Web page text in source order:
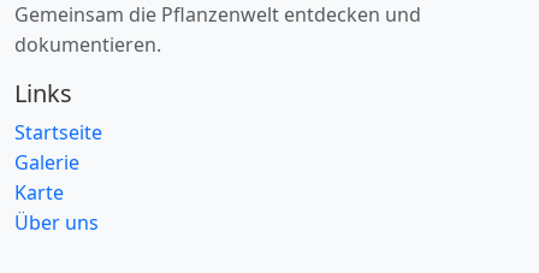
Gemeinsam die Pflanzenwelt entdecken und
dokumentieren.
Links
Startseite
Galerie
Karte
Über uns